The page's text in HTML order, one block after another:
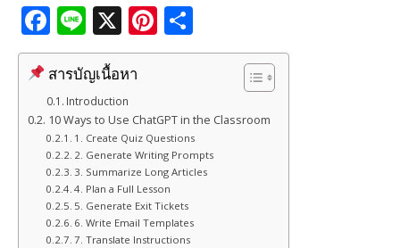
F
a
c
e
b
o
o
k
Li
n
e
X Pi
n
r
e
st
h
e
สารบัญเนื้อหา
Introduction
10 Ways to Use ChatGPT in the Classroom
1. Create Quiz Questions
2. Generate Writing Prompts
3. Summarize Long Articles
4. Plan a Full Lesson
5. Generate Exit Tickets
6. Write Email Templates
7. Translate Instructions